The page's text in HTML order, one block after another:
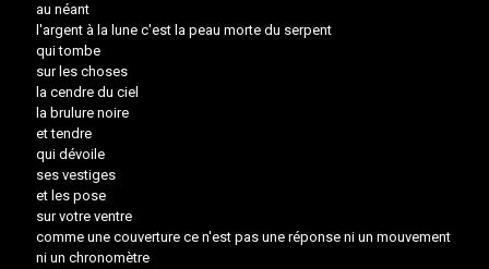
au néant
l'argent à la lune c'est la peau morte du serpent
qui tombe
sur les choses
la cendre du ciel
la brulure noire
et tendre
qui dévoile
ses vestiges
et les pose
sur votre ventre
comme une couverture ce n'est pas une réponse ni un mouvement
ni un chronomètre